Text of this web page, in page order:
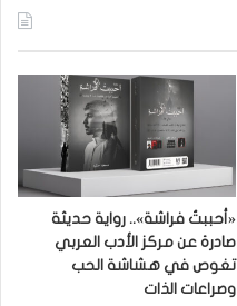
«أحببتُ فراشة».. رواية حديثة
صادرة عن مركز الأدب العربي
تغوص في هشاشة الحب
وصراعات الذات